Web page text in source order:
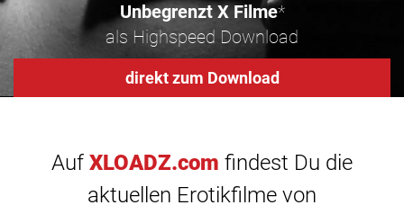
Unbegrenzt X Filme*
als Highspeed Download
direkt zum Download
Auf XLOADZ.com findest Du die
aktuellen Erotikfilme von